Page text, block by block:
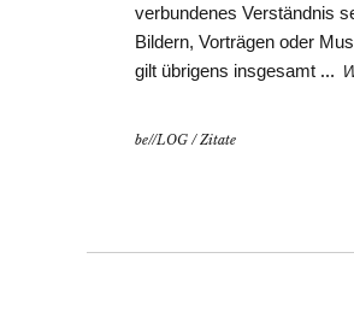
verbundenes Verständnis
Bildern, Vorträgen oder
gilt übrigens insgesamt …
be//LOG /Zitate